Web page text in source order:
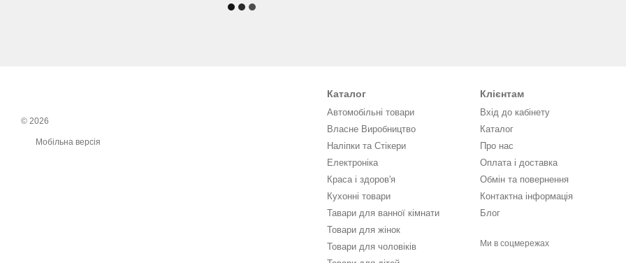
© 2026
Мобільна версія
Каталог
Автомобільні товари
Власне Виробництво
Наліпки та Стікери
Електроніка
Краса і здоров'я
Кухонні товари
Тавари для ванної кімнати
Товари для жінок
Товари для чоловіків
Клієнтам
Вхід до кабінету
Каталог
Про нас
Оплата і доставка
Обмін та повернення
Контактна інформація
Блог
Ми в соцмережах